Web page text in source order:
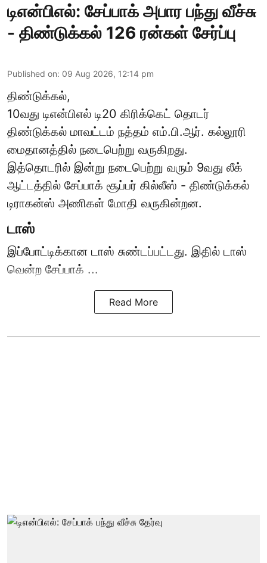
டிஎன்பிஎல்: சேப்பாக் அபார பந்து வீச்சு
- திண்டுக்கல் 126 ரன்கள் சேர்ப்பு
Published on: 09 Aug 2026, 12:14 pm
திண்டுக்கல்,
10வது டிஎன்பிஎல் டி20 கிரிக்கெட் தொடர்
திண்டுக்கல் மாவட்டம் நத்தம் எம்.பி.ஆர். கல்லூரி
மைதானத்தில் நடைபெற்று வருகிறது.
இத்தொடரில் இன்று நடைபெற்று வரும் 9வது லீக்
ஆட்டத்தில் சேப்பாக் சூப்பர் கில்லீஸ் - திண்டுக்கல்
டிராகன்ஸ் அணிகள் மோதி வருகின்றன.
டாஸ்
இப்போட்டிக்கான டாஸ் சுண்டப்பட்டது. இதில் டாஸ்
வென்ற சேப்பாக் ...
Read More